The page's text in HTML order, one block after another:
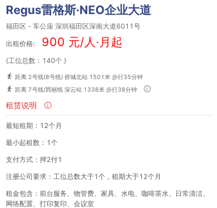
Regus雷格斯·NEO企业大道
福田区 - 车公庙 深圳福田区深南大道6011号
出租价格: 900 元/人·月起
(工位总数：140个 )
距离 2号线(8号线) 侨城北站 1501米 步行35分钟
距离 7号线/西丽线 深云站 1338米 步行38分钟
租赁说明
最短租期：12个月
最小起租数：1个
支付方式：押2付1
注册公司要求：工位总数大于1个，租期大于12个月
租金包含：前台服务、物管费、家具、水电、咖啡茶水、日常清洁、
网络配置、打印复印、会议室